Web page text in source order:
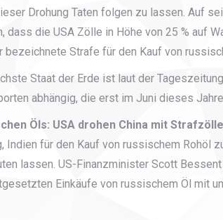
Drohung Taten folgen zu lassen. Auf
dass die USA Zölle in Höhe von 25 % auf
bezeichnete Strafe für den Kauf von
Staat der Erde ist laut der
abhängig, die erst im Juni dieses
Öls: USA drohen China mit
Indien für den Kauf von russischem
lassen. US-Finanzminister Scott
Einkäufe von russischem Öl mit